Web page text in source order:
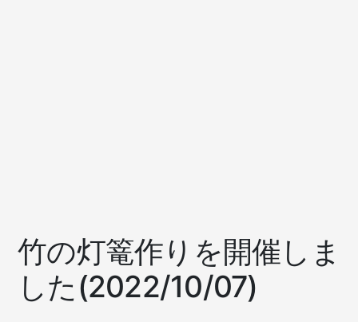
竹の灯篭作りを開催しま
した(2022/10/07)